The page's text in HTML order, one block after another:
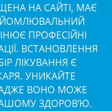
НА САЙТІ, МАЄ
ПРОФЕСІЙНІ
ВСТАНОВЛЕННЯ
ЛІКУВАННЯ Є
УНИКАЙТЕ
ВОНО МОЖЕ
ЗДОРОВ’Ю.